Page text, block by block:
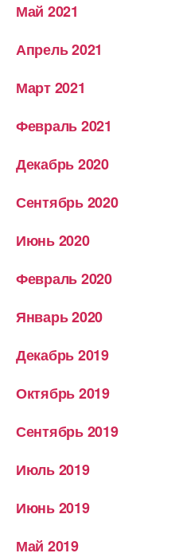
Май 2021
Апрель 2021
Март 2021
Февраль 2021
Декабрь 2020
Сентябрь 2020
Июнь 2020
Февраль 2020
Январь 2020
Декабрь 2019
Октябрь 2019
Сентябрь 2019
Июль 2019
Июнь 2019
Май 2019